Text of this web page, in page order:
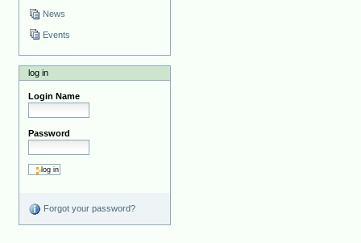
News
Events
log in
Login Name
Password
Forgot your password?